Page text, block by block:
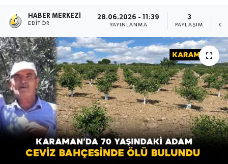
HABER MERKEZI
EDITÖR
28.06.2026 - 11:39
YAYINLANMA
3
PAYLAŞIM